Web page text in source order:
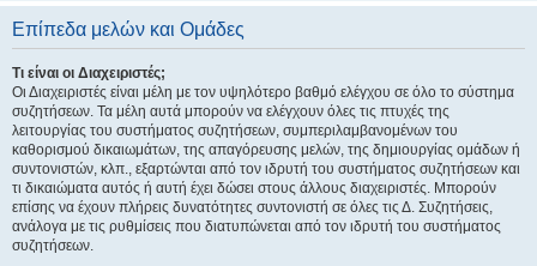
Επίπεδα μελών και Ομάδες
Τι είναι οι Διαχειριστές;
Οι Διαχειριστές είναι μέλη με τον υψηλότερο βαθμό ελέγχου σε όλο το σύστημα
συζητήσεων. Τα μέλη αυτά μπορούν να ελέγχουν όλες τις πτυχές της
λειτουργίας του συστήματος συζητήσεων, συμπεριλαμβανομένων του
καθορισμού δικαιωμάτων, της απαγόρευσης μελών, της δημιουργίας ομάδων ή
συντονιστών, κλπ., εξαρτώνται από τον ιδρυτή του συστήματος συζητήσεων και
τι δικαιώματα αυτός ή αυτή έχει δώσει στους άλλους διαχειριστές. Μπορούν
επίσης να έχουν πλήρεις δυνατότητες συντονιστή σε όλες τις Δ. Συζητήσεις,
ανάλογα με τις ρυθμίσεις που διατυπώνεται από τον ιδρυτή του συστήματος
συζητήσεων.